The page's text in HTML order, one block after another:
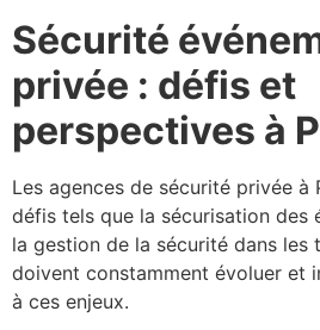
Sécurité
privée : défis et
perspectives à
Les agences de sécurité privée à
défis tels que la sécurisation des
la gestion de la sécurité dans les
doivent constamment évoluer et
à ces enjeux.